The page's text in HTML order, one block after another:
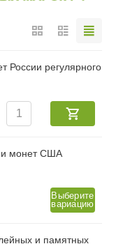
России регулярного
монет США
Выберите
вариацию
и памятных